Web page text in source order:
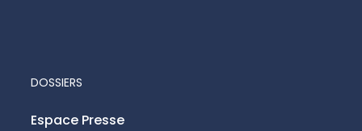
DOSSIERS
Espace Presse